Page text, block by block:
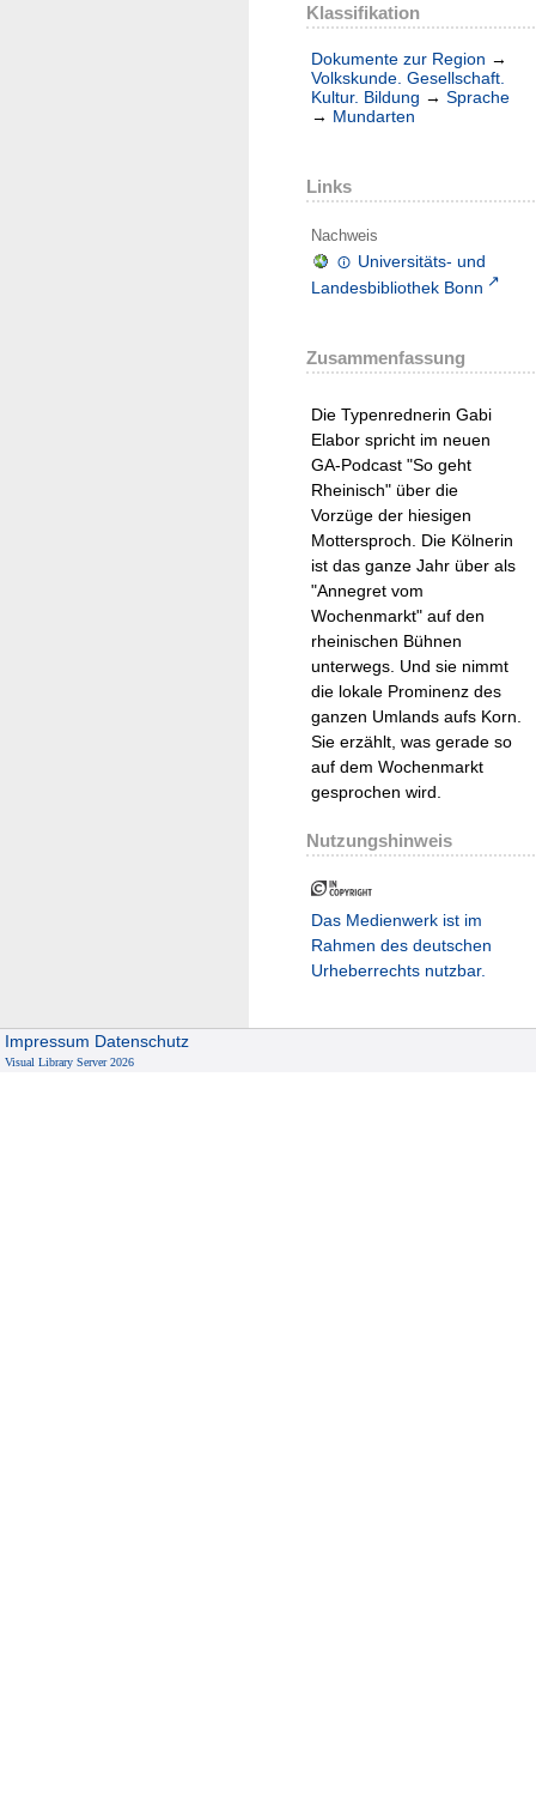
Klassifikation
Dokumente zur Region →
Volkskunde. Gesellschaft.
Kultur. Bildung → Sprache
→ Mundarten
Links
Nachweis
Universitäts- und
Landesbibliothek Bonn
Zusammenfassung
Die Typenrednerin Gabi
Elabor spricht im neuen
GA-Podcast "So geht
Rheinisch" über die
Vorzüge der hiesigen
Mottersproch. Die Kölnerin
ist das ganze Jahr über als
"Annegret vom
Wochenmarkt" auf den
rheinischen Bühnen
unterwegs. Und sie nimmt
die lokale Prominenz des
ganzen Umlands aufs Korn.
Sie erzählt, was gerade so
auf dem Wochenmarkt
gesprochen wird.
Nutzungshinweis
Das Medienwerk ist im
Rahmen des deutschen
Urheberrechts nutzbar.
Impressum Datenschutz
Visual Library Server 2026